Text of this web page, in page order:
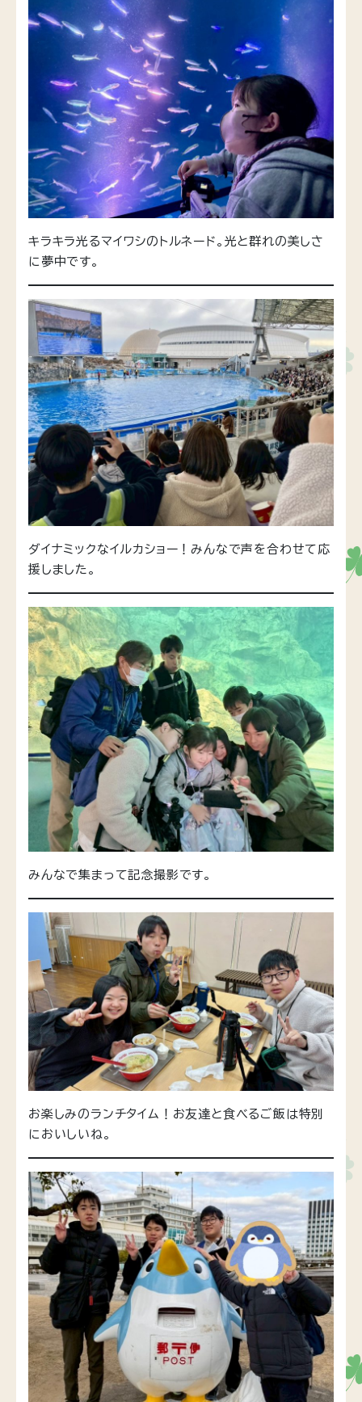
キラキラ光るマイワシのトルネード。光と群れの美しさ
に夢中です。
ダイナミックなイルカショー！みんなで声を合わせて応
援しました。
みんなで集まって記念撮影です。
お楽しみのランチタイム！お友達と食べるご飯は特別
においしいね。